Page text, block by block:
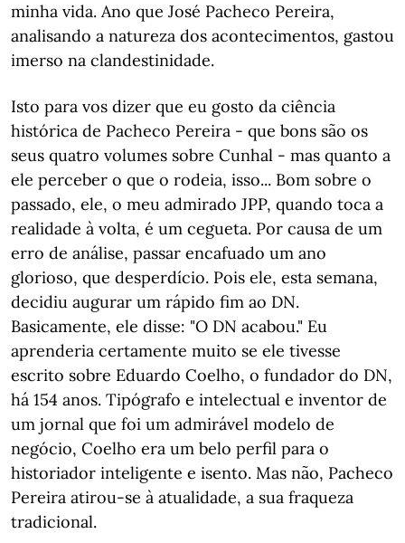
minha vida. Ano que José Pacheco Pereira,
analisando a natureza dos acontecimentos, gastou
imerso na clandestinidade.
Isto para vos dizer que eu gosto da ciência
histórica de Pacheco Pereira - que bons são os
seus quatro volumes sobre Cunhal - mas quanto a
ele perceber o que o rodeia, isso... Bom sobre o
passado, ele, o meu admirado JPP, quando toca a
realidade à volta, é um cegueta. Por causa de um
erro de análise, passar encafuado um ano
glorioso, que desperdício. Pois ele, esta semana,
decidiu augurar um rápido fim ao DN.
Basicamente, ele disse: "O DN acabou." Eu
aprenderia certamente muito se ele tivesse
escrito sobre Eduardo Coelho, o fundador do DN,
há 154 anos. Tipógrafo e intelectual e inventor de
um jornal que foi um admirável modelo de
negócio, Coelho era um belo perfil para o
historiador inteligente e isento. Mas não, Pacheco
Pereira atirou-se à atualidade, a sua fraqueza
tradicional.